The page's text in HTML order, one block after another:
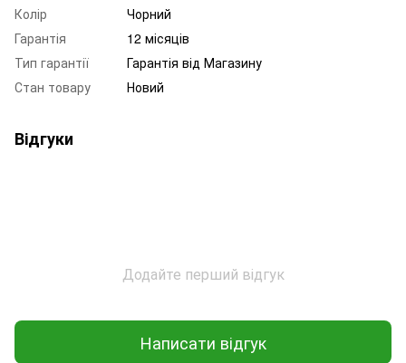
Колір
Чорний
Гарантія
12 місяців
Тип гарантії
Гарантія від Магазину
Стан товару
Новий
Відгуки
Додайте перший відгук
Написати відгук